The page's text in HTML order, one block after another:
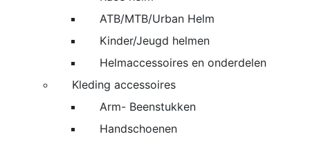
ATB/MTB/Urban Helm
Kinder/Jeugd helmen
Helmaccessoires en onderdelen
Kleding accessoires
Arm- Beenstukken
Handschoenen